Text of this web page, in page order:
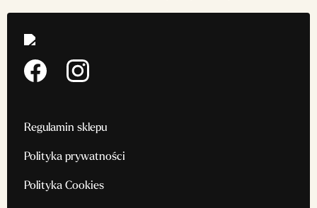
Regulamin sklepu
Polityka prywatności
Polityka Cookies